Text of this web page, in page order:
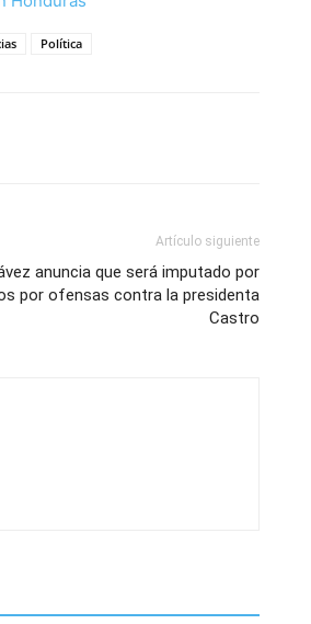
Política
Artículo siguiente
anuncia que será imputado por
por ofensas contra la presidenta
Castro